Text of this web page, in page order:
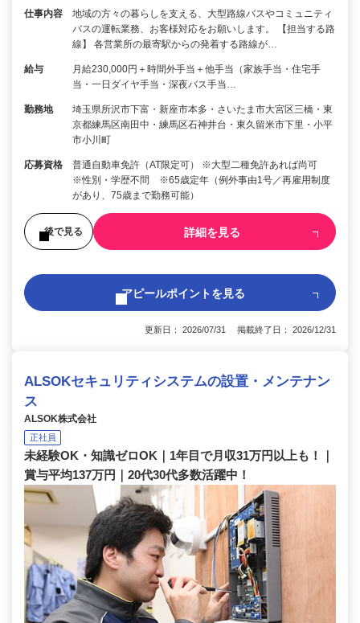
仕事内容
地域の方々の暮らしを支える、大型路線バスやコミュニティ
バスの運転業務、お客様対応をお願いします。 【担当する路
線】 各営業所の最寄駅からの発着する路線が…
給与
月給230,000円＋時間外手当＋他手当（家族手当・住宅手
当・一日ダイヤ手当・深夜バス手当…
勤務地
埼玉県所沢市下富・新座市本多・さいたま市大宮区三橋・東
京都練馬区南田中・練馬区石神井台・東久留米市下里・小平
市小川町
応募資格
普通自動車免許（AT限定可） ※大型二種免許あれば尚可
※性別・学歴不問 ※65歳定年（例外事由1号／再雇用制度
があり、75歳まで勤務可能）
後で見る 詳細を見る
アピールポイントを見る
更新日： 2026/07/31 掲載終了日： 2026/12/31
ALSOKセキュリティシステムの設置・メンテナン
ス
ALSOK株式会社
正社員
未経験OK・知識ゼロOK｜1年目で月収31万円以上も！｜
賞与平均137万円｜20代30代多数活躍中！